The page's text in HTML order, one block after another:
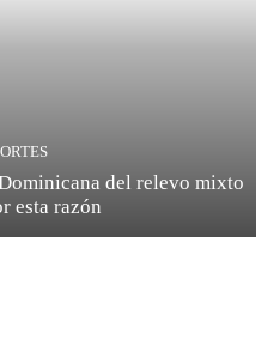
del relevo mixto
esta razón